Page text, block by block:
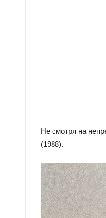
Не смотря на
(1988).